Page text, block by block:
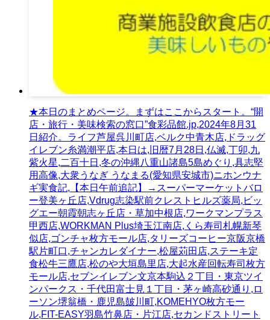
★本日のまとめページ。まずはここからスタート。“開
店・旅行・美味検索の窓口”食彩品館.jp,2024年8月31
日紹介。ライフ芦屋呉川町店,ベルク中青木店,ドラッグ
イレブン糸満潮平店,本日は,旧暦7月28日,仏滅,丁卯,九
紫火星,二百十日,冬の沖縄八重山諸島5島めぐり,具志堅
用高像,大衆うなぎ うなまる(愛知県安城市)ニホンウナ
ギ実食記,【本日午前追記】→スーパーマーケットバロ
ー登美ヶ丘店,Vdrug志染駅前クレストヒルズ薬局,ビッ
グエー朝霞朝志ヶ丘店・草加中根店,ワークマンプラス
甲西店,WORKMAN Plus埼玉江南店,くら寿司札幌新琴
似店,ゴンチャ枚方モール店,タリーズコーヒー京阪京橋
駅片町口,チャンカレダイナー,松屋苅田店,ステーキ定
食松牛三鷹店,松のや大垣島里店,大起水産回転寿司枚方
モール店,セブンイレブン文京本駒込２丁目・東京ツイ
ンパークス・千代田富士見１丁目・茅ヶ崎高砂通り,ロ
ーソン堺翁橋・鹿児島皷川町,KOMEHYO枚方モー
ル,FIT-EASY羽島竹鼻店・片江店,セカンドストリート